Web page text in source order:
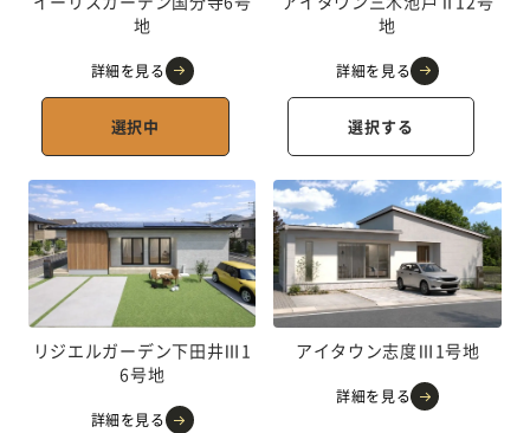
地
詳細を見る
選択中
地
詳細を見る
選択する
リジエルガーデン下田井Ⅲ1
6号地
詳細を見る
アイタウン志度Ⅲ1号地
詳細を見る